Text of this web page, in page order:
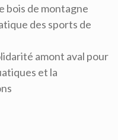
bois de montagne
des sports de
amont aval pour
et la